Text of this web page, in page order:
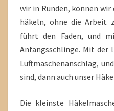
wir in Runden, können wir
häkeln, ohne die Arbeit
führt den Faden, und
Anfangsschlinge. Mit der
Luftmaschenanschlag,
sind, dann auch unser
Die kleinste